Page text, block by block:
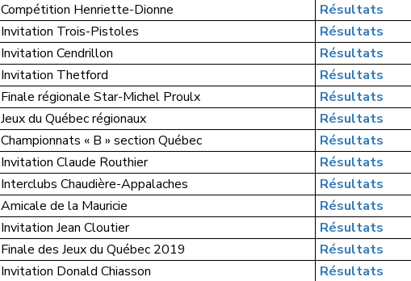
Compétition Henriette-Dionne
Résultats
Invitation Trois-Pistoles
Résultats
Invitation Cendrillon
Résultats
Invitation Thetford
Résultats
Finale régionale Star-Michel Proulx
Résultats
Jeux du Québec régionaux
Résultats
Championnats « B » section Québec
Résultats
Invitation Claude Routhier
Résultats
Interclubs Chaudière-Appalaches
Résultats
Amicale de la Mauricie
Résultats
Invitation Jean Cloutier
Résultats
Finale des Jeux du Québec 2019
Résultats
Invitation Donald Chiasson
Résultats